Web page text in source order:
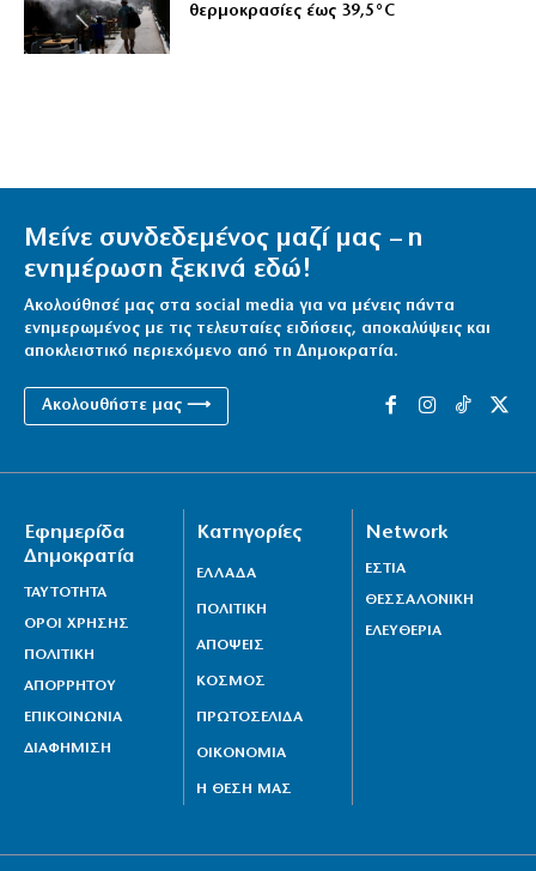
θερμοκρασίες έως 39,5°C
Μείνε συνδεδεμένος μαζί μας – η
ενημέρωση ξεκινά εδώ!
Ακολούθησέ μας στα social media για να μένεις πάντα
ενημερωμένος με τις τελευταίες ειδήσεις, αποκαλύψεις και
αποκλειστικό περιεχόμενο από τη Δημοκρατία.
Ακολουθήστε μας ⟶
Εφημερίδα
Δημοκρατία
ΤΑΥΤΟΤΗΤΑ
ΟΡΟΙ ΧΡΗΣΗΣ
ΠΟΛΙΤΙΚΗ
ΑΠΟΡΡΗΤΟΥ
ΕΠΙΚΟΙΝΩΝΙΑ
ΔΙΑΦΗΜΙΣΗ
Κατηγορίες
ΕΛΛΑΔΑ
ΠΟΛΙΤΙΚΗ
ΑΠΟΨΕΙΣ
ΚΟΣΜΟΣ
ΠΡΩΤΟΣΕΛΙΔΑ
ΟΙΚΟΝΟΜΙΑ
Η ΘΕΣΗ ΜΑΣ
Network
ΕΣΤΙΑ
ΘΕΣΣΑΛΟΝΙΚΗ
ΕΛΕΥΘΕΡΙΑ